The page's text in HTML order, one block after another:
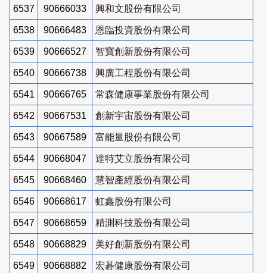
6537 90666033 興和文股份有限公司
6538 90666483 恩臨投資股份有限公司
6539 90666527 智寶創新股份有限公司
6540 90666738 興廣工程股份有限公司
6541 90666765 常森健康事業股份有限公司
6542 90667531 創新宇宙股份有限公司
6543 90667589 富能量股份有限公司
6544 90668047 達特艾立股份有限公司
6545 90668460 慧智產經股份有限公司
6546 90668617 虹鑫股份有限公司
6547 90668659 精測科技股份有限公司
6548 90668829 美好創新股份有限公司
6549 90668882 宏碁健康股份有限公司